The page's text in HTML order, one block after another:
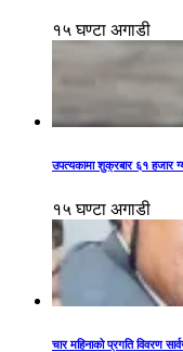
१५ घण्टा अगाडी
उपत्यकामा शुक्रबार ६१ हजार
१५ घण्टा अगाडी
चार महिनाको प्रगति विवरण